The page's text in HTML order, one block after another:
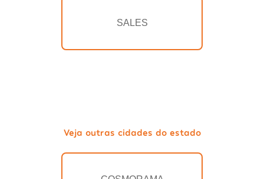
SALES
Veja outras cidades do estado